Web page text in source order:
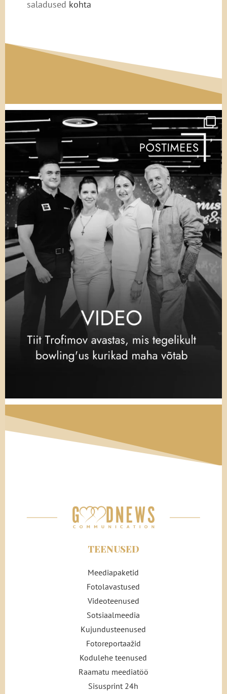
saladused kohta
TEENUSED
Meediapaketid
Fotolavastused
Videoteenused
Sotsiaalmeedia
Kujundusteenused
Fotoreportaažid
Kodulehe teenused
Raamatu meediatöö
Sisusprint 24h